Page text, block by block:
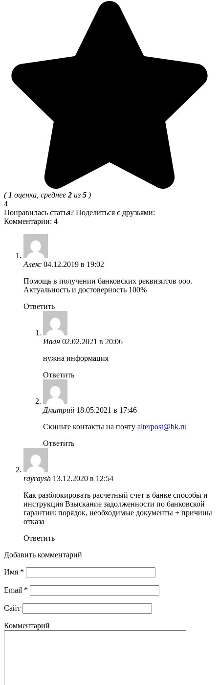
( 1 оценка, среднее 2 из 5 )
4
Понравилась статья? Поделиться с друзьями:
Комментарии: 4
Алекс 04.12.2019 в 19:02
Помощь в получении банковских реквизитов ооо.
Актуальность и достоверность 100%
Ответить
Иван 02.02.2021 в 20:06
нужна информация
Ответить
Дмитрий 18.05.2021 в 17:46
Скиньте контакты на почту alterpost@bk.ru
Ответить
rayraysh 13.12.2020 в 12:54
Как разблокировать расчетный счет в банке способы и
инструкция Взыскание задолженности по банковской
гарантии: порядок, необходимые документы + причины
отказа
Ответить
Добавить комментарий
Имя *
Email *
Сайт
Комментарий